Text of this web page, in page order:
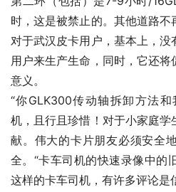
时，这是被禁止的。其他道路
对于武汉皮卡用户，基本上，
用户来生产生命，同时，它还将
意义。
“你GLK300传动轴拆卸方法
机，且行且珍惜！对于小家庭
献。伟大的卡片朋友必须安全
全。“卡车司机的快速录像中的
这样的卡车司机，有许多评论是